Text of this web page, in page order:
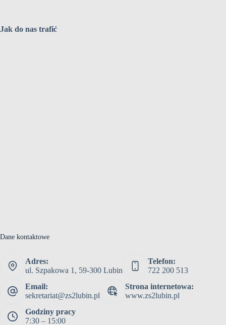
Jak do nas trafić
Dane kontaktowe
Adres:
ul. Szpakowa 1, 59-300 Lubin
Telefon:
722 200 513
Email:
sekretariat@zs2lubin.pl
Strona internetowa:
www.zs2lubin.pl
Godziny pracy
7:30 – 15:00